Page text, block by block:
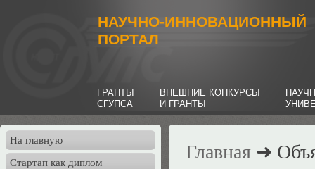
НАУЧНО-ИННОВАЦИОННЫЙ
ПОРТАЛ
ГРАНТЫ
СГУПСА
ВНЕШНИЕ КОНКУРСЫ
И ГРАНТЫ
На главную
Стартап как диплом Главная ➜